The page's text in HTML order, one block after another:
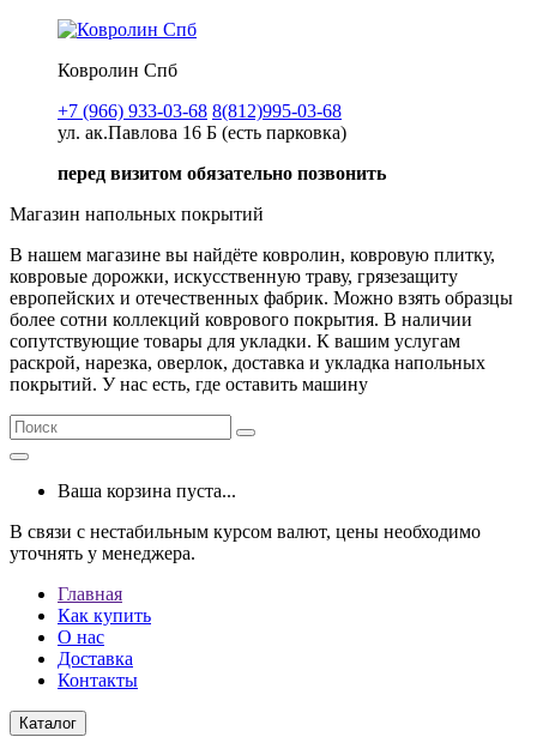
Ковролин Спб
+7 (966) 933-03-68 8(812)995-03-68
ул. ак.Павлова 16 Б (есть парковка)
перед визитом обязательно позвонить
Магазин напольных покрытий
В нашем магазине вы найдёте ковролин, ковровую плитку,
ковровые дорожки, искусственную траву, грязезащиту
европейских и отечественных фабрик. Можно взять образцы
более сотни коллекций коврового покрытия. В наличии
сопутствующие товары для укладки. К вашим услугам
раскрой, нарезка, оверлок, доставка и укладка напольных
покрытий. У нас есть, где оставить машину
Ваша корзина пуста...
В связи с нестабильным курсом валют, цены необходимо
уточнять у менеджера.
Главная
Как купить
О нас
Доставка
Контакты
Каталог